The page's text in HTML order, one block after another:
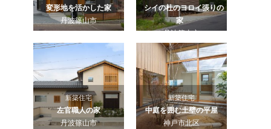
変形地を活かした家
丹波篠山市
シイの杜のヨロイ張りの
家
丹波篠山市
新築住宅
左官職人の家
丹波篠山市
新築住宅
中庭を囲む土壁の平屋
神戸市北区